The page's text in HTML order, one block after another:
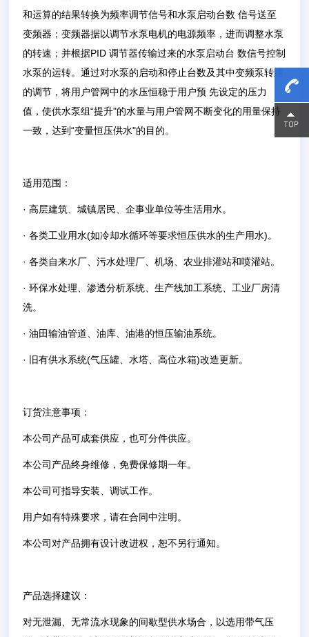
和运算的结果转换为频率调节信号和水泵启动台数 信号送至
变频器；变频器据以调节水泵电机的电源频率，进而调整水泵
的转速；并根据PID 调节器传输过来的水泵启动台 数信号控制
水泵的运转。通过对水泵的启动和停止台数及其中变频泵转速
的调节，将用户管网中的水压恒稳于用户预 先设定的压力
值，使供水泵组“提升"的水量与用户管网不断变化的用量保持
一致，达到“变量恒压供水"的目的。
适用范围：
· 高层建筑、城镇居民、企事业单位等生活用水。
· 各类工业用水(如冷却水循环等要求恒压供水的生产用水)。
· 各类自来水厂、污水处理厂、机场、农业排灌站和喷灌站。
· 环保水处理、渗透分析系统、生产线加工系统、工业厂房清
洗。
· 油田输油管道、油库、油港的恒压输油系统。
· 旧有供水系统(气压罐、水塔、高位水箱)改造更新。
订货注意事项：
本公司产品可成套供应，也可分件供应。
本公司产品终身维修，免费保修期一年。
本公司可指导安装、调试工作。
用户如有特殊要求，请在合同中注明。
本公司对产品拥有设计改进权，恕不另行通知。
产品选择建议：
对无泄漏、无常流水现象的间歇型供水场合，以选用带气压